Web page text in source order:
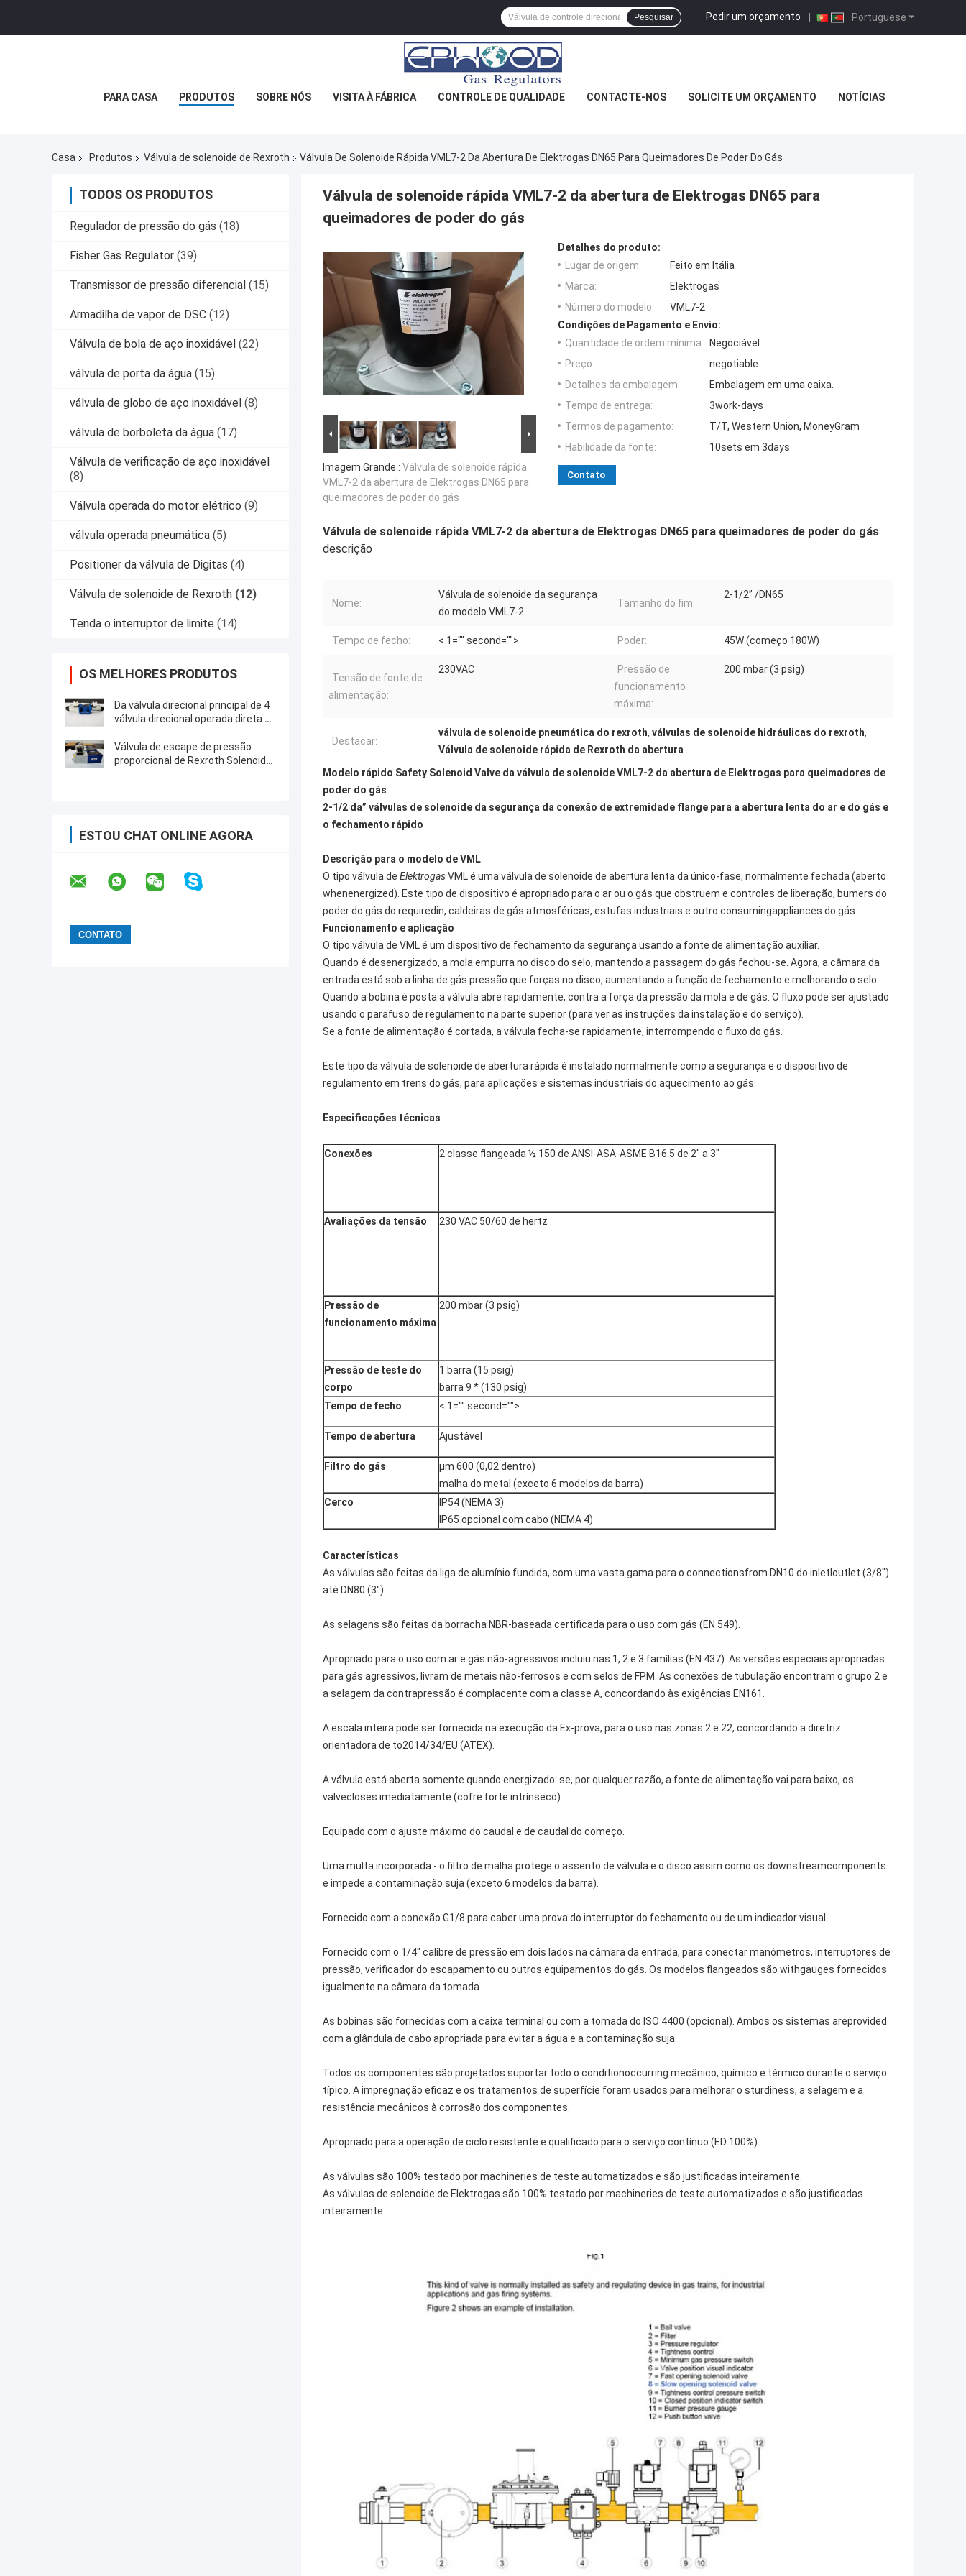
Portuguese
Pedir um orçamento |
Pesquisar
PARA CASA PRODUTOS SOBRE NÓS VISITA À FÁBRICA CONTROLE DE QUALIDADE CONTACTE-NOS SOLICITE UM ORÇAMENTO NOTÍCIAS
Casa Produtos Válvula de solenoide de Rexroth Válvula De Solenoide Rápida VML7-2 Da Abertura De Elektrogas DN65 Para Queimadores De Poder Do Gás
TODOS OS PRODUTOS
Regulador de pressão do gás (18)
Fisher Gas Regulator (39)
Transmissor de pressão diferencial (15)
Armadilha de vapor de DSC (12)
Válvula de bola de aço inoxidável (22)
válvula de porta da água (15)
válvula de globo de aço inoxidável (8)
válvula de borboleta da água (17)
Válvula de verificação de aço inoxidável
(8)
Válvula operada do motor elétrico (9)
válvula operada pneumática (5)
Positioner da válvula de Digitas (4)
Válvula de solenoide de Rexroth (12)
Tenda o interruptor de limite (14)
OS MELHORES PRODUTOS
Da válvula direcional principal de 4
válvula direcional operada direta do
atuação do solenoide
Válvula de escape de pressão
proporcional de Rexroth Solenoid
ESTOU CHAT ONLINE AGORA
Válvula de solenoide rápida VML7-2 da abertura de Elektrogas DN65 para
queimadores de poder do gás
Imagem Grande : Válvula de solenoide rápida
VML7-2 da abertura de Elektrogas DN65 para
queimadores de poder do gás
Detalhes do produto:
Lugar de origem:
Feito em Itália
Marca:
Elektrogas
Número do modelo:
VML7-2
Condições de Pagamento e Envio:
Quantidade de ordem mínima:
Negociável
Preço:
negotiable
Detalhes da embalagem:
Embalagem em uma caixa.
Tempo de entrega:
3work-days
Termos de pagamento:
T/T, Western Union, MoneyGram
Habilidade da fonte:
10sets em 3days
Contato
Válvula de solenoide rápida VML7-2 da abertura de Elektrogas DN65 para queimadores de poder do gás
descrição
Nome:
Válvula de solenoide da segurança
do modelo VML7-2
Tamanho do fim:
2-1/2” /DN65
Tempo de fecho: < 1="" second=""> Poder: 45W (começo 180W)
Tensão de fonte de
alimentação:
230VAC
Pressão de
funcionamento
máxima:
200 mbar (3 psig)
Destacar:
válvula de solenoide pneumática do rexroth, válvulas de solenoide hidráulicas do rexroth,
Válvula de solenoide rápida de Rexroth da abertura
Modelo rápido Safety Solenoid Valve da válvula de solenoide VML7-2 da abertura de Elektrogas para queimadores de
poder do gás
2-1/2 da” válvulas de solenoide da segurança da conexão de extremidade flange para a abertura lenta do ar e do gás e
o fechamento rápido
Descrição para o modelo de VML
O tipo válvula de ElektrogasVML é uma válvula de solenoide de abertura lenta da único-fase, normalmente fechada (aberto
whenenergized). Este tipo de dispositivo é apropriado para o ar ou o gás que obstruem e controles de liberação, bumers do
poder do gás do requiredin, caldeiras de gás atmosféricas, estufas industriais e outro consumingappliances do gás.
Funcionamento e aplicação
O tipo válvula de VML é um dispositivo de fechamento da segurança usando a fonte de alimentação auxiliar.
Quando é desenergizado, a mola empurra no disco do selo, mantendo a passagem do gás fechou-se. Agora, a câmara da
entrada está sob a linha de gás pressão que forças no disco, aumentando a função de fechamento e melhorando o selo.
Quando a bobina é posta a válvula abre rapidamente, contra a força da pressão da mola e de gás. O fluxo pode ser ajustado
usando o parafuso de regulamento na parte superior (para ver as instruções da instalação e do serviço).
Se a fonte de alimentação é cortada, a válvula fecha-se rapidamente, interrompendo o fluxo do gás.
Este tipo da válvula de solenoide de abertura rápida é instalado normalmente como a segurança e o dispositivo de
regulamento em trens do gás, para aplicações e sistemas industriais do aquecimento ao gás.
Especificações técnicas
Conexões 2 classe flangeada ½ 150 de ANSI-ASA-ASME B16.5 de 2" a 3"
Avaliações da tensão 230 VAC 50/60 de hertz
Pressão de
funcionamento máxima
200 mbar (3 psig)
Pressão de teste do
corpo
1 barra (15 psig)
barra 9 * (130 psig)
Tempo de fecho
< 1="" second="">
Tempo de abertura Ajustável
Filtro do gás
μm 600 (0,02 dentro)
malha do metal (exceto 6 modelos da barra)
Cerco
IP54 (NEMA 3)
IP65 opcional com cabo (NEMA 4)
Características
As válvulas são feitas da liga de alumínio fundida, com uma vasta gama para o connectionsfrom DN10 do inletloutlet (3/8")
até DN80 (3").
As selagens são feitas da borracha NBR-baseada certificada para o uso com gás (EN 549).
Apropriado para o uso com ar e gás não-agressivos incluiu nas 1, 2 e 3 famílias (EN 437). As versões especiais apropriadas
para gás agressivos, livram de metais não-ferrosos e com selos de FPM. As conexões de tubulação encontram o grupo 2 e
a selagem da contrapressão é complacente com a classe A, concordando às exigências EN161.
A escala inteira pode ser fornecida na execução da Ex-prova, para o uso nas zonas 2 e 22, concordando a diretriz
orientadora de to2014/34/EU (ATEX).
A válvula está aberta somente quando energizado: se, por qualquer razão, a fonte de alimentação vai para baixo, os
valvecloses imediatamente (cofre forte intrínseco).
Equipado com o ajuste máximo do caudal e de caudal do começo.
Uma multa incorporada - o filtro de malha protege o assento de válvula e o disco assim como os downstreamcomponents
e impede a contaminação suja (exceto 6 modelos da barra).
Fornecido com a conexão G1/8 para caber uma prova do interruptor do fechamento ou de um indicador visual.
Fornecido com o 1/4" calibre de pressão em dois lados na câmara da entrada, para conectar manômetros, interruptores de
pressão, verificador do escapamento ou outros equipamentos do gás. Os modelos flangeados são withgauges fornecidos
igualmente na câmara da tomada.
As bobinas são fornecidas com a caixa terminal ou com a tomada do ISO 4400 (opcional). Ambos os sistemas areprovided
com a glândula de cabo apropriada para evitar a água e a contaminação suja.
Todos os componentes são projetados suportar todo o conditionoccurring mecânico, químico e térmico durante o serviço
típico. A impregnação eficaz e os tratamentos de superfície foram usados para melhorar o sturdiness, a selagem e a
resistência mecânicos à corrosão dos componentes.
Apropriado para a operação de ciclo resistente e qualificado para o serviço contínuo (ED 100%).
As válvulas são 100% testado por machineries de teste automatizados e são justificadas inteiramente.
As válvulas de solenoide de Elektrogas são 100% testado por machineries de teste automatizados e são justificadas
inteiramente.